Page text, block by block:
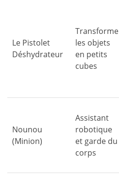
Le Pistolet
Déshydrateur
Transforme
les objets
en petits
cubes
Nounou
(Minion)
Assistant
robotique
et garde du
corps